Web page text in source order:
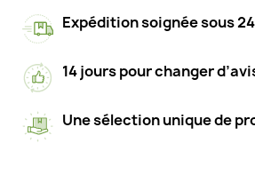
Expédition soignée sous
14 jours pour changer
Une sélection unique de